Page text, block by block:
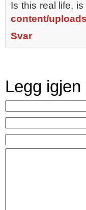
Is this real life,
content/
Svar
Legg